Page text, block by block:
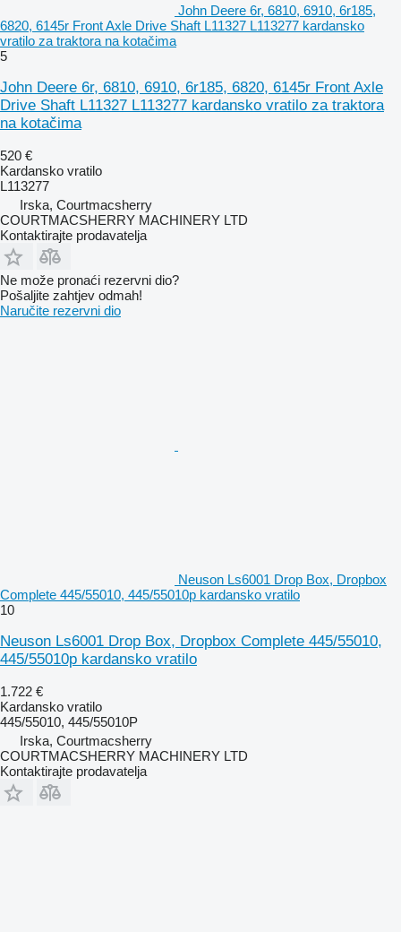
John Deere 6r, 6810, 6910, 6r185,
6820, 6145r Front Axle Drive Shaft L11327 L113277 kardansko
vratilo za traktora na kotačima
5
John Deere 6r, 6810, 6910, 6r185, 6820, 6145r Front Axle
Drive Shaft L11327 L113277 kardansko vratilo za traktora
na kotačima
520 €
Kardansko vratilo
L113277
Irska, Courtmacsherry
COURTMACSHERRY MACHINERY LTD
Kontaktirajte prodavatelja
Ne može pronaći rezervni dio?
Pošaljite zahtjev odmah!
Naručite rezervni dio
Neuson Ls6001 Drop Box, Dropbox
Complete 445/55010, 445/55010p kardansko vratilo
10
Neuson Ls6001 Drop Box, Dropbox Complete 445/55010,
445/55010p kardansko vratilo
1.722 €
Kardansko vratilo
445/55010, 445/55010P
Irska, Courtmacsherry
COURTMACSHERRY MACHINERY LTD
Kontaktirajte prodavatelja